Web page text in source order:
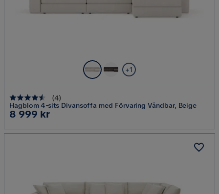
+1
(4)
Hagblom 4-sits Divansoffa med Förvaring Vändbar, Beige
Pris
8 999 kr